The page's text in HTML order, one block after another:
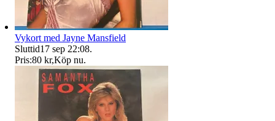
Vykort med Jayne Mansfield
Sluttid17 sep 22:08.
Pris:80 kr,Köp nu.